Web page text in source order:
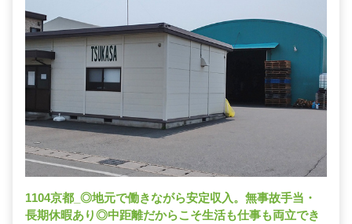
1104京都_◎地元で働きながら安定収入。無事故手当・
長期休暇あり◎中距離だからこそ生活も仕事も両立でき